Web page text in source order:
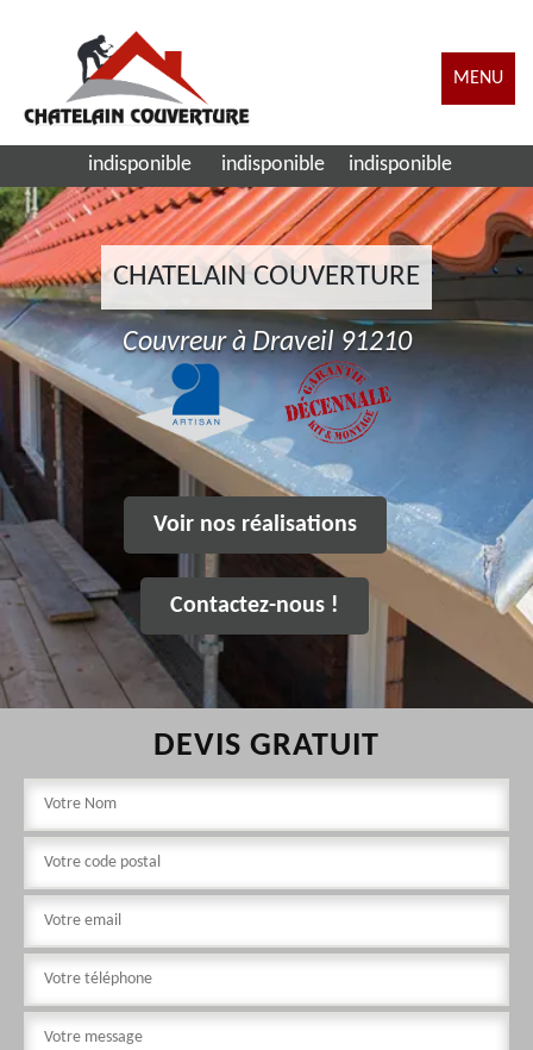
MENU
indisponible indisponible indisponible
CHATELAIN COUVERTURE
Couvreur à Draveil 91210
Voir nos réalisations
Contactez-nous !
DEVIS GRATUIT